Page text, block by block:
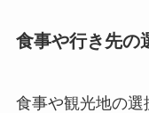
食事や行き先の
食事や観光地の